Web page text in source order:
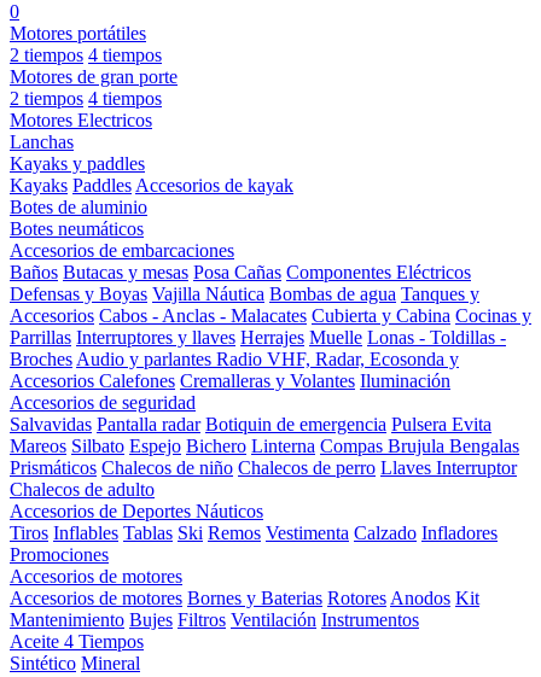
0
Motores portátiles
2 tiempos 4 tiempos
Motores de gran porte
2 tiempos 4 tiempos
Motores Electricos
Lanchas
Kayaks y paddles
Kayaks Paddles Accesorios de kayak
Botes de aluminio
Botes neumáticos
Accesorios de embarcaciones
Baños Butacas y mesas Posa Cañas Componentes Eléctricos
Defensas y Boyas Vajilla Náutica Bombas de agua Tanques y
Accesorios Cabos - Anclas - Malacates Cubierta y Cabina Cocinas y
Parrillas Interruptores y llaves Herrajes Muelle Lonas - Toldillas -
Broches Audio y parlantes Radio VHF, Radar, Ecosonda y
Accesorios Calefones Cremalleras y Volantes Iluminación
Accesorios de seguridad
Salvavidas Pantalla radar Botiquin de emergencia Pulsera Evita
Mareos Silbato Espejo Bichero Linterna Compas Brujula Bengalas
Prismáticos Chalecos de niño Chalecos de perro Llaves Interruptor
Chalecos de adulto
Accesorios de Deportes Náuticos
Tiros Inflables Tablas Ski Remos Vestimenta Calzado Infladores
Promociones
Accesorios de motores
Accesorios de motores Bornes y Baterias Rotores Anodos Kit
Mantenimiento Bujes Filtros Ventilación Instrumentos
Aceite 4 Tiempos
Sintético Mineral